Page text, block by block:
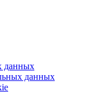
данных
данных